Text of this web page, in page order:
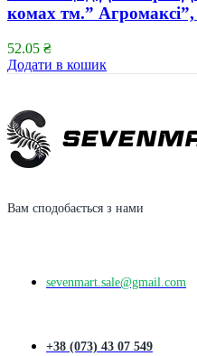
комах тм.”
52.05 ₴
Додати в кошик
Вам сподобається з нами
sevenmart.sale@gmail.com
+38 (073) 43 07 549